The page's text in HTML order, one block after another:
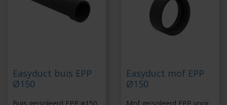
Easyduct buis EPP
Ø150
Easyduct mof EPP
Ø150